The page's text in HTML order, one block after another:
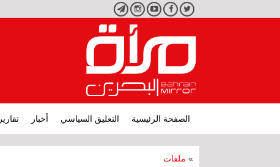
تويتر فيسبوكيوتيوبانستجرامتليجرام
الصفحة الرئيسية التعليق السياسي أخبار تقارير
» ملفات